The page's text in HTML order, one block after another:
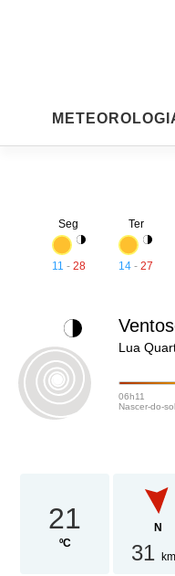
Lua
06h11
Nascer-do-sol
Seg
11 - 28
Ter
14 - 27
21
ºC
N
31